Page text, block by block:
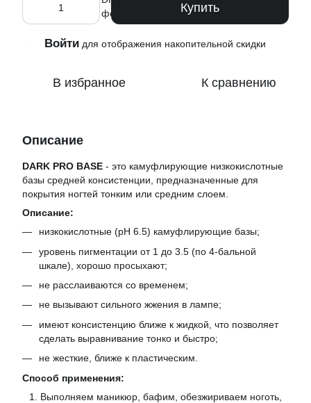
Купить
Войти для отображения накопительной скидки
В избранное К сравнению
Описание
DARK PRO BASE - это камуфлирующие низкокислотные
базы средней консистенции, предназначенные для
покрытия ногтей тонким или средним слоем.
Описание:
низкокислотные (pH 6.5) камуфлирующие базы;
уровень пигментации от 1 до 3.5 (по 4-бальной
шкале), хорошо просыхают;
не расслаиваются со временем;
не вызывают сильного жжения в лампе;
имеют консистенцию ближе к жидкой, что позволяет
сделать выравнивание тонко и быстро;
не жесткие, ближе к пластическим.
Способ применения:
Выполняем маникюр, бафим, обезжириваем ноготь,